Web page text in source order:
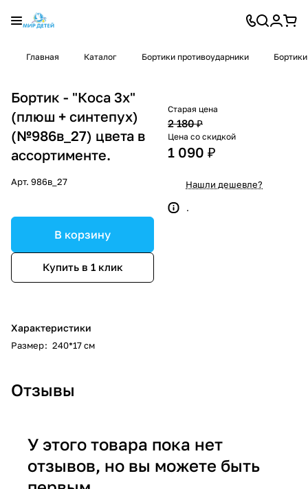
Главная Каталог Бортики противоударники
Бортик - "Коса 3х"
(плюш + синтепух)
(№986в_27) цвета в
ассортименте.
Арт. 986в_27
В корзину
Купить в 1 клик
Характеристики
Размер: 240*17 см
Старая цена
2 180 ₽
Цена со скидкой
1 090 ₽
Нашли дешевле?
.
Отзывы
У этого товара пока нет
отзывов, но вы можете быть